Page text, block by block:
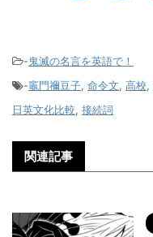
-鬼滅の名言を英語で！
-竈門禰豆子, 命令文, 高校,
日英文化比較, 接続詞
関連記事